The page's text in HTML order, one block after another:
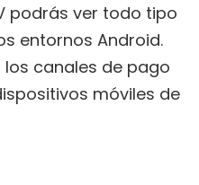
podrás ver todo tipo
entornos Android.
canales de pago
móviles de